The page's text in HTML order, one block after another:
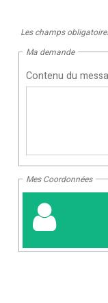
Les champs
Ma demande
Contenu du
Mes Coordonnées